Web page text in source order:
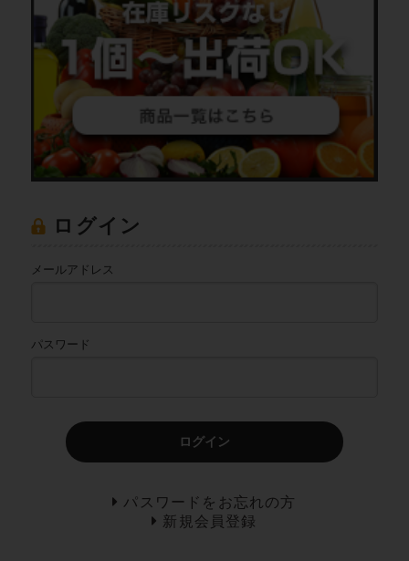
ログイン
メールアドレス
パスワード
ログイン
パスワードをお忘れの方
新規会員登録